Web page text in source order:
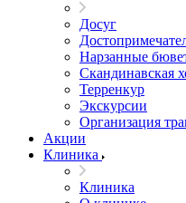
Досуг
Нарзанные
Скандинавская
Терренкур
Экскурсии
Организация
Акции
Клиника
Клиника